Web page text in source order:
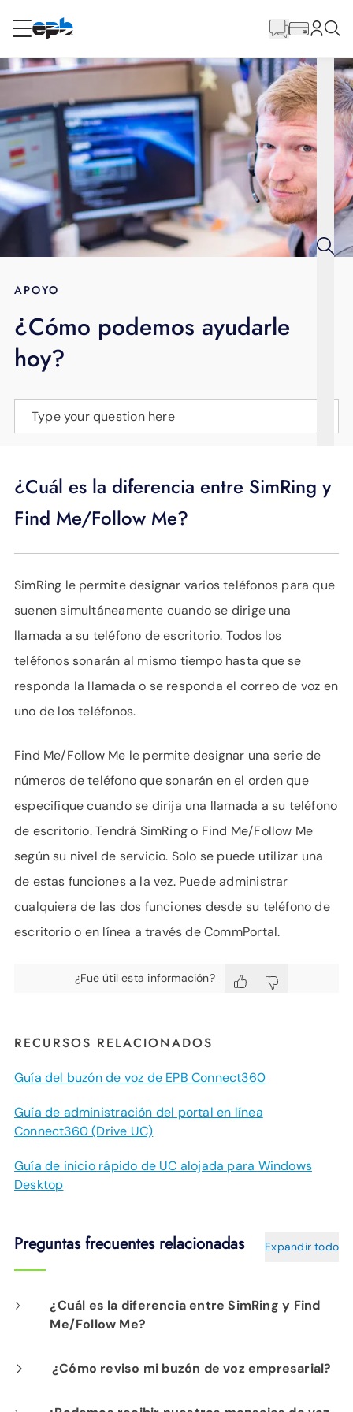
RESIDENCIAL
Internet
Energía
Televisión
BLOG
APOYO
principal
APOYO
¿Cómo podemos ayudarle
hoy?
Type your question here
¿Cuál es la diferencia entre SimRing y
Find Me/Follow Me?
SimRing le permite designar varios teléfonos para que
suenen simultáneamente cuando se dirige una
llamada a su teléfono de escritorio. Todos los
teléfonos sonarán al mismo tiempo hasta que se
responda la llamada o se responda el correo de voz en
uno de los teléfonos.
Find Me/Follow Me le permite designar una serie de
números de teléfono que sonarán en el orden que
especifique cuando se dirija una llamada a su teléfono
de escritorio. Tendrá SimRing o Find Me/Follow Me
según su nivel de servicio. Solo se puede utilizar una
de estas funciones a la vez. Puede administrar
cualquiera de las dos funciones desde su teléfono de
escritorio o en línea a través de CommPortal.
¿Fue útil esta información?
RECURSOS RELACIONADOS
Guía del buzón de voz de EPB Connect360
Guía de administración del portal en línea
Connect360 (Drive UC)
Guía de inicio rápido de UC alojada para Windows
Desktop
Preguntas frecuentes relacionadas Expandir todo
¿Cuál es la diferencia entre SimRing y Find
Me/Follow Me?
SimRing le permite designar varios teléfonos
¿Cómo reviso mi buzón de voz empresarial?